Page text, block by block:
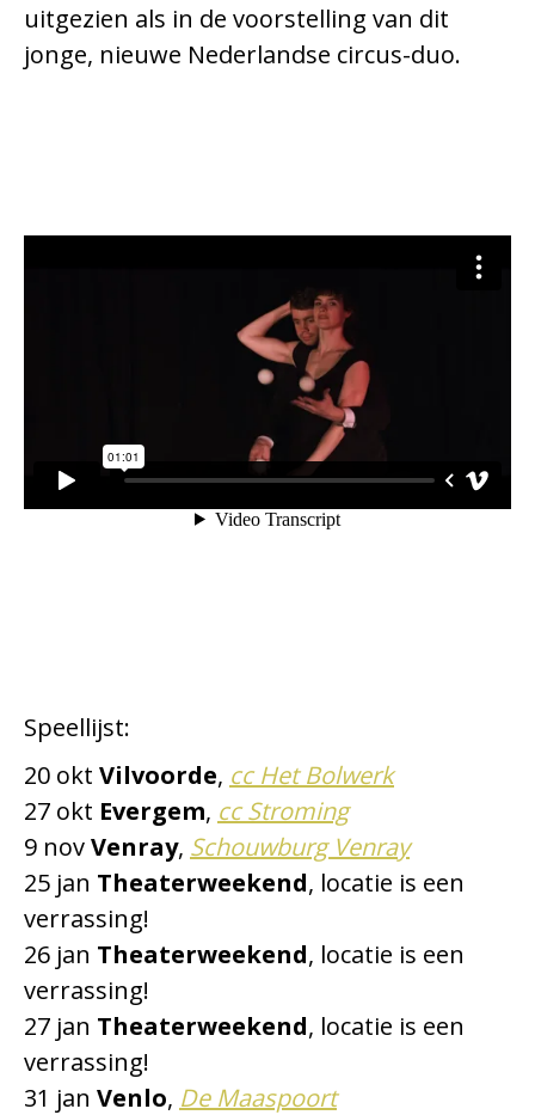
uitgezien als in de voorstelling van dit
jonge, nieuwe Nederlandse circus-duo.
Speellijst:
20 okt Vilvoorde, cc Het Bolwerk
27 okt Evergem, cc Stroming
9 novVenray, Schouwburg Venray
25 jan Theaterweekend, locatie is een
verrassing!
26 jan Theaterweekend, locatie is een
verrassing!
27 jan Theaterweekend, locatie is een
verrassing!
31 jan Venlo, De Maaspoort